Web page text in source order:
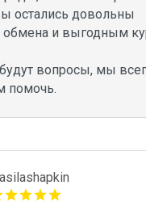
остались довольны
обмена и выгодным
вопросы, мы